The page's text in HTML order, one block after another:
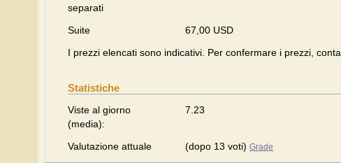
separati
Suite
67,00 USD
I prezzi elencati sono indicativi. Per confermare i prezzi,
Statistiche
Viste al giorno
(media):
7.23
Valutazione attuale (dopo 13 voti) Grade